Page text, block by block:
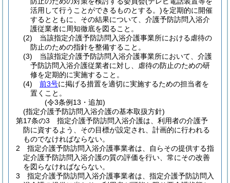
活用して行うことができるものとする。)を定期的に開催
するとともに、その結果について、介護予防訪問入浴介
護従業者に周知徹底を図ること。
(2)
当該指定介護予防訪問入浴介護事業所における虐待の
防止のための指針を整備すること。
(3)
当該指定介護予防訪問入浴介護事業所において、介護
予防訪問入浴介護従業者に対し、虐待の防止のための研
修を定期的に実施すること。
(4)
前3号に掲げる措置を適切に実施するための担当者を
置くこと。
(令3条例13・追加)
(指定介護予防訪問入浴介護の基本取扱方針)
第17条の3
指定介護予防訪問入浴介護は、利用者の介護予
防に資するよう、その目標が設定され、計画的に行われる
ものでなければならない。
2
指定介護予防訪問入浴介護事業者は、自らその提供する指
定介護予防訪問入浴介護の質の評価を行い、常にその改善
を図らなければならない。
3
指定介護予防訪問入浴介護事業者は、指定介護予防訪問入